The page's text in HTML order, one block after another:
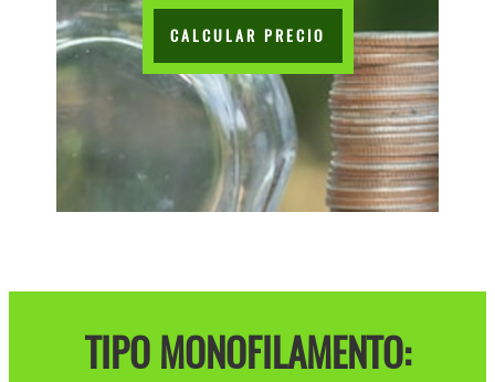
CALCULAR PRECIO
TIPO MONOFILAMENTO: